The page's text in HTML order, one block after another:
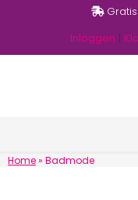
Gratis
Inloggen |
Home» Badmode